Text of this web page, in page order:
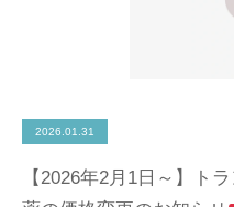
2026.01.31
【2026年2月1日～】ト